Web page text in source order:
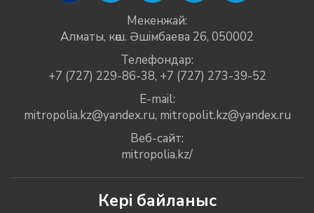
Мекенжай:
Алматы, көш. Әшімбаева 26, 050002
Телефондар:
+7 (727) 229-86-38, +7 (727) 273-39-52
E-mail:
mitropolia.kz@yandex.ru, mitropolit.kz@yandex.ru
Веб-сайт:
mitropolia.kz/
Кері байланыс